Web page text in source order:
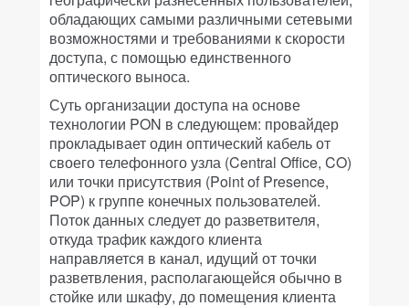
обладающих самыми различными сетевыми
возможностями и требованиями к скорости
доступа, с помощью единственного
оптического выноса.
Суть организации доступа на основе
технологии PON в следующем: провайдер
прокладывает один оптический кабель от
своего телефонного узла (Central Office, CO)
или точки присутствия (Point of Presence,
POP) к группе конечных пользователей.
Поток данных следует до разветвителя,
откуда трафик каждого клиента
направляется в канал, идущий от точки
разветвления, располагающейся обычно в
стойке или шкафу, до помещения клиента